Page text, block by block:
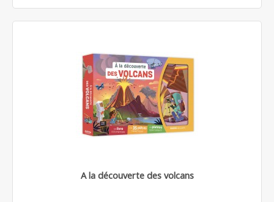
A la découverte des volcans